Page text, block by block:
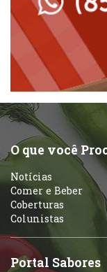
O que você
Notícias
Comer e Beber
Coberturas
Colunistas
Portal Sabores